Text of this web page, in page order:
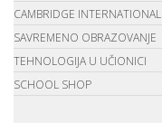
CAMBRIDGE
SAVREMENO OBRAZOVANJE
TEHNOLOGIJA U UČIONICI
SCHOOL SHOP